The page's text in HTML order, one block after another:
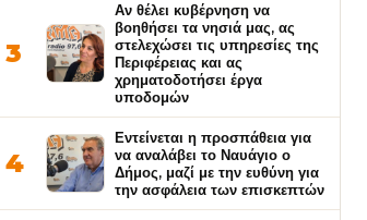
3
Αν θέλει κυβέρνηση να
βοηθήσει τα νησιά μας, ας
στελεχώσει τις υπηρεσίες της
Περιφέρειας και ας
χρηματοδοτήσει έργα
υποδομών
4
Εντείνεται η προσπάθεια για
να αναλάβει το Ναυάγιο ο
Δήμος, μαζί με την ευθύνη για
την ασφάλεια των επισκεπτών